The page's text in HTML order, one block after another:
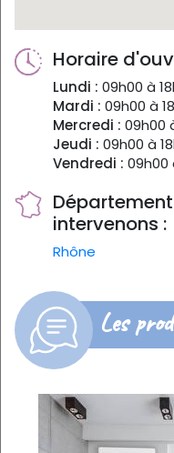
Horaire
Lundi : 09h00 à
Mardi : 09h00 à
Mercredi : 09h00
Jeudi : 09h00 à
Vendredi : 09h00
intervenons :
Rhône
Les